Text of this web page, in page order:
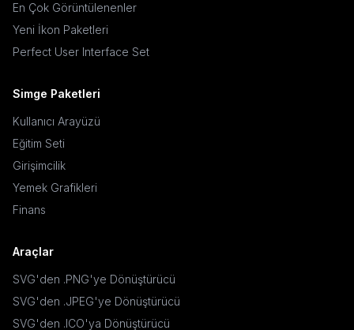
En Çok Görüntülenenler
Yeni İkon Paketleri
Perfect User Interface Set
Simge Paketleri
Kullanıcı Arayüzü
Eğitim Seti
Girişimcilik
Yemek Grafikleri
Finans
Araçlar
SVG'den .PNG'ye Dönüştürücü
SVG'den .JPEG'ye Dönüştürücü
SVG'den .ICO'ya Dönüştürücü